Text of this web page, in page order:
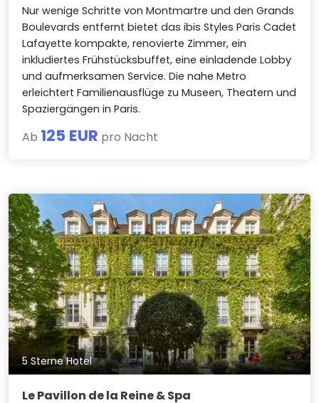
Nur wenige Schritte von Montmartre und den Grands
Boulevards entfernt bietet das ibis Styles Paris Cadet
Lafayette kompakte, renovierte Zimmer, ein
inkludiertes Frühstücksbuffet, eine einladende Lobby
und aufmerksamen Service. Die nahe Metro
erleichtert Familienausflüge zu Museen, Theatern und
Spaziergängen in Paris.
Ab 125 EUR pro Nacht
5 Sterne Hotel
Le Pavillon de la Reine & Spa